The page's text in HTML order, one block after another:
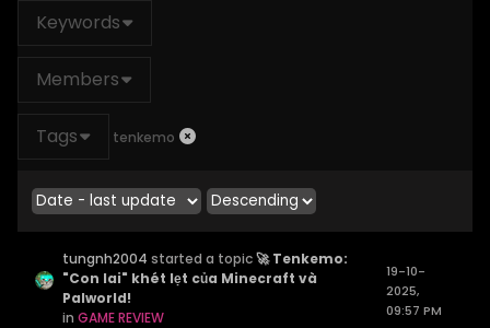
Keywords
Members
Tags tenkemo
tungnh2004 started a topic🚀 Tenkemo:
"Con lai" khét lẹt của Minecraft và
Palworld!
in GAME REVIEW
19-10-
2025,
09:57 PM